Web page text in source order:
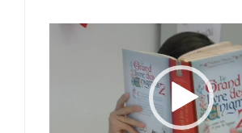
Lecteur